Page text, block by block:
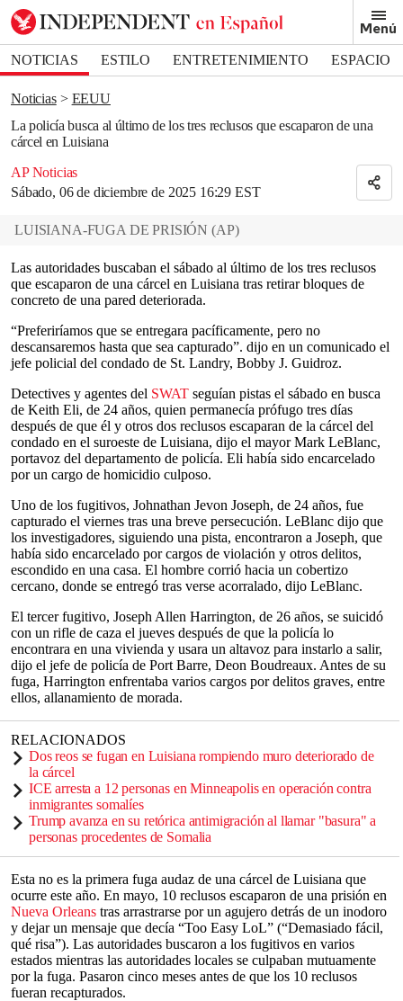
Menú
NOTICIAS ESTILO ENTRETENIMIENTO
ESPACIO
DEPORTES
Noticias
EEUU
La policía busca al último de los tres reclusos que escaparon de una
cárcel en Luisiana
AP Noticias
Sábado, 06 de diciembre de 2025 16:29 EST
Bookmark popover
Removed from bookmarks
Close popover
LUISIANA-FUGA DE PRISIÓN (AP)
Las autoridades buscaban el sábado al último de los tres reclusos
que escaparon de una cárcel en Luisiana tras retirar bloques de
concreto de una pared deteriorada.
“Preferiríamos que se entregara pacíficamente, pero no
descansaremos hasta que sea capturado”. dijo en un comunicado el
jefe policial del condado de St. Landry, Bobby J. Guidroz.
Detectives y agentes del SWAT seguían pistas el sábado en busca
de Keith Eli, de 24 años, quien permanecía prófugo tres días
después de que él y otros dos reclusos escaparan de la cárcel del
condado en el suroeste de Luisiana, dijo el mayor Mark LeBlanc,
portavoz del departamento de policía. Eli había sido encarcelado
por un cargo de homicidio culposo.
Uno de los fugitivos, Johnathan Jevon Joseph, de 24 años, fue
capturado el viernes tras una breve persecución. LeBlanc dijo que
los investigadores, siguiendo una pista, encontraron a Joseph, que
había sido encarcelado por cargos de violación y otros delitos,
escondido en una casa. El hombre corrió hacia un cobertizo
cercano, donde se entregó tras verse acorralado, dijo LeBlanc.
El tercer fugitivo, Joseph Allen Harrington, de 26 años, se suicidó
con un rifle de caza el jueves después de que la policía lo
encontrara en una vivienda y usara un altavoz para instarlo a salir,
dijo el jefe de policía de Port Barre, Deon Boudreaux. Antes de su
fuga, Harrington enfrentaba varios cargos por delitos graves, entre
ellos, allanamiento de morada.
RELACIONADOS
Dos reos se fugan en Luisiana rompiendo muro deteriorado de
la cárcel
ICE arresta a 12 personas en Minneapolis en operación contra
inmigrantes somalíes
Trump avanza en su retórica antimigración al llamar "basura" a
personas procedentes de Somalia
Esta no es la primera fuga audaz de una cárcel de Luisiana que
ocurre este año. En mayo, 10 reclusos escaparon de una prisión en
Nueva Orleans tras arrastrarse por un agujero detrás de un inodoro
y dejar un mensaje que decía “Too Easy LoL” (“Demasiado fácil,
qué risa”). Las autoridades buscaron a los fugitivos en varios
estados mientras las autoridades locales se culpaban mutuamente
por la fuga. Pasaron cinco meses antes de que los 10 reclusos
fueran recapturados.